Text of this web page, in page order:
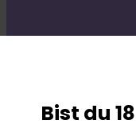
Bist du
die